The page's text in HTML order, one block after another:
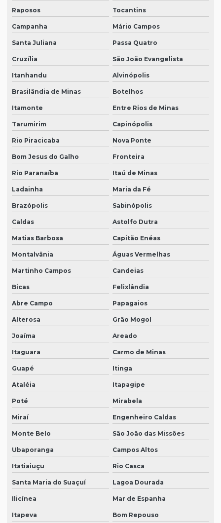
Raposos Tocantins
Campanha Mário Campos
Santa Juliana Passa Quatro
Cruzília São João Evangelista
Itanhandu Alvinópolis
Brasilândia de Minas Botelhos
Itamonte Entre Rios de Minas
Tarumirim Capinópolis
Rio Piracicaba Nova Ponte
Bom Jesus do Galho Fronteira
Rio Paranaíba Itaú de Minas
Ladainha Maria da Fé
Brazópolis Sabinópolis
Caldas Astolfo Dutra
Matias Barbosa Capitão Enéas
Montalvânia Águas Vermelhas
Martinho Campos Candeias
Bicas Felixlândia
Abre Campo Papagaios
Alterosa Grão Mogol
Joaíma Areado
Itaguara Carmo de Minas
Guapé Itinga
Ataléia Itapagipe
Poté Mirabela
Miraí Engenheiro Caldas
Monte Belo São João das Missões
Ubaporanga Campos Altos
Itatiaiuçu Rio Casca
Santa Maria do Suaçuí Lagoa Dourada
Ilicínea Mar de Espanha
Itapeva Bom Repouso